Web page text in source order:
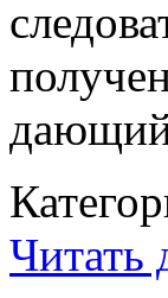
Читать